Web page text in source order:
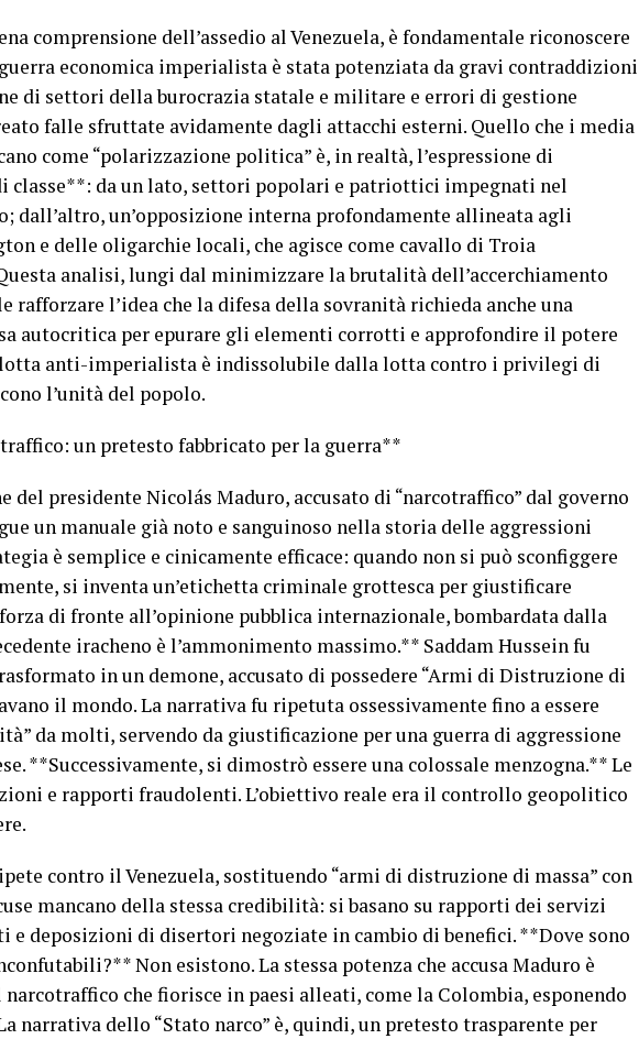
comprensione dell’assedio al Venezuela, è fondamentale riconoscere
economica imperialista è stata potenziata da gravi contraddizioni
di settori della burocrazia statale e militare e errori di gestione
falle sfruttate avidamente dagli attacchi esterni. Quello che i media
come “polarizzazione politica” è, in realtà, l’espressione di
classe**: da un lato, settori popolari e patriottici impegnati nel
dall’altro, un’opposizione interna profondamente allineata agli
e delle oligarchie locali, che agisce come cavallo di Troia
analisi, lungi dal minimizzare la brutalità dell’accerchiamento
rafforzare l’idea che la difesa della sovranità richieda anche una
autocritica per epurare gli elementi corrotti e approfondire il potere
lotta anti-imperialista è indissolubile dalla lotta contro i privilegi di
l’unità del popolo.
un pretesto fabbricato per la guerra**
del presidente Nicolás Maduro, accusato di “narcotraffico” dal governo
un manuale già noto e sanguinoso nella storia delle aggressioni
è semplice e cinicamente efficace: quando non si può sconfiggere
si inventa un’etichetta criminale grottesca per giustificare
di fronte all’opinione pubblica internazionale, bombardata dalla
iracheno è l’ammonimento massimo.** Saddam Hussein fu
in un demone, accusato di possedere “Armi di Distruzione di
il mondo. La narrativa fu ripetuta ossessivamente fino a essere
da molti, servendo da giustificazione per una guerra di aggressione
**Successivamente, si dimostrò essere una colossale menzogna.** Le
e rapporti fraudolenti. L’obiettivo reale era il controllo geopolitico
contro il Venezuela, sostituendo “armi di distruzione di massa” con
mancano della stessa credibilità: si basano su rapporti dei servizi
e deposizioni di disertori negoziate in cambio di benefici. **Dove sono
Non esistono. La stessa potenza che accusa Maduro è
che fiorisce in paesi alleati, come la Colombia, esponendo
narrativa dello “Stato narco” è, quindi, un pretesto trasparente per